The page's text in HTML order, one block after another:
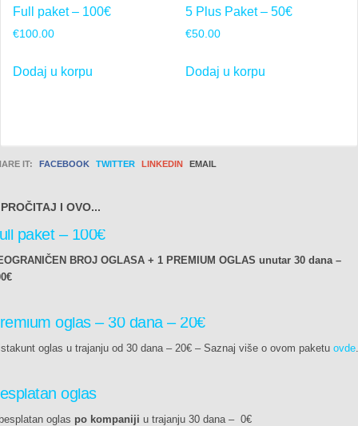
Full paket – 100€
€100.00
Dodaj u korpu
5 Plus Paket – 50€
€50.00
Dodaj u korpu
IT: FACEBOOK TWITTER LINKEDIN EMAIL
PROČITAJ I OVO...
paket – 100€
BROJ OGLASA + 1 PREMIUM OGLAS unutar 30 dana –
oglas – 30 dana – 20€
oglas u trajanju od 30 dana – 20€ – Saznaj više o ovom paketu ovde
oglas
oglas po kompaniji u trajanju 30 dana – 0€